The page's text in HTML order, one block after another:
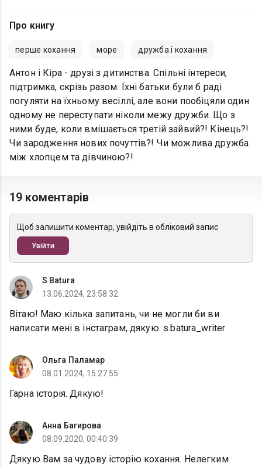
Про книгу
перше кохання море дружба і кохання
Антон і Кіра - друзі з дитинства. Спільні інтереси,
підтримка, скрізь разом. Їхні батьки були б раді
погуляти на їхньому весіллі, але вони пообіцяли один
одному не переступати ніколи межу дружби. Що з
ними буде, коли вмішається третій зайвий?! Кінець?!
Чи зародження нових почуттів?! Чи можлива дружба
між хлопцем та дівчиною?!
19 коментарів
Щоб залишити коментар, увійдіть в обліковий запис
Увійти
S Batura
13.06.2024, 23:58:32
Вітаю! Маю кілька запитань, чи не могли би ви
написати мені в інстаграм, дякую. s.batura_writer
Ольга Паламар
08.01.2024, 15:27:55
Гарна історія. Дякую!
Анна Багирова
08.09.2020, 00:40:39
Дякую Вам за чудову історію кохання. Нелегким